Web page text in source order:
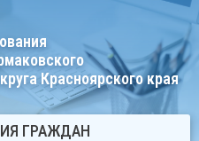
Красноярского края
ГРАЖДАН